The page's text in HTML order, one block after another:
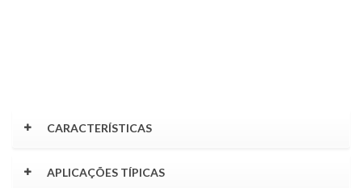
CARACTERÍSTICAS
APLICAÇÕES TÍPICAS